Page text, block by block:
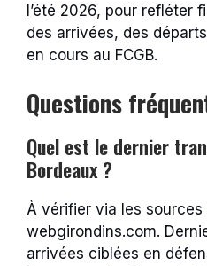
l’été 2026, pour refléter
des arrivées, des
en cours au FCGB.
Questions
Quel est le dernier
Bordeaux ?
À vérifier via les sources
webgirondins.com.
arrivées ciblées en